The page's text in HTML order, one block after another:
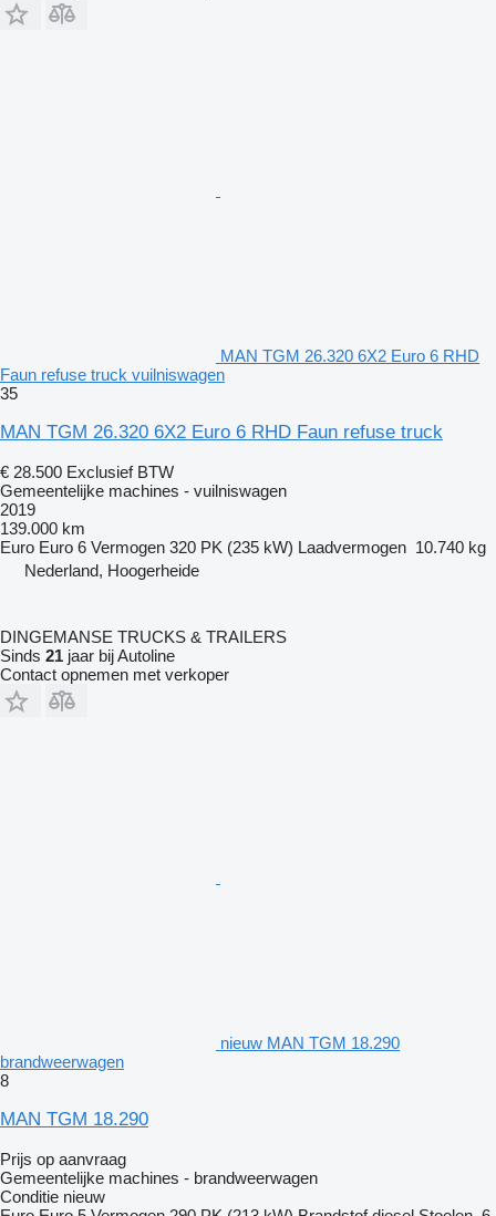
MAN TGM 26.320 6X2 Euro 6 RHD
Faun refuse truck vuilniswagen
35
MAN TGM 26.320 6X2 Euro 6 RHD Faun refuse truck
€ 28.500 Exclusief BTW
Gemeentelijke machines - vuilniswagen
2019
139.000 km
Euro Euro 6 Vermogen 320 PK (235 kW) Laadvermogen 10.740 kg
Nederland, Hoogerheide
DINGEMANSE TRUCKS & TRAILERS
Sinds 21 jaar bij Autoline
Contact opnemen met verkoper
nieuw MAN TGM 18.290
brandweerwagen
8
MAN TGM 18.290
Prijs op aanvraag
Gemeentelijke machines - brandweerwagen
Conditie nieuw